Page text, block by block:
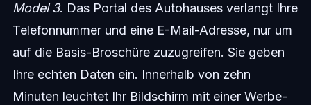
Model 3. Das Portal des Autohauses verlangt Ihre
Telefonnummer und eine E-Mail-Adresse, nur um
auf die Basis-Broschüre zuzugreifen. Sie geben
Ihre echten Daten ein. Innerhalb von zehn
Minuten leuchtet Ihr Bildschirm mit einer Werbe-